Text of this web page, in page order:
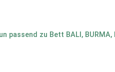
passend zu Bett BALI, BURMA,